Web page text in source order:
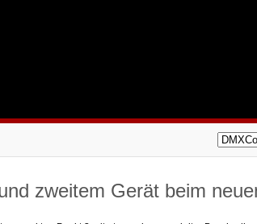
zweitem Gerät beim